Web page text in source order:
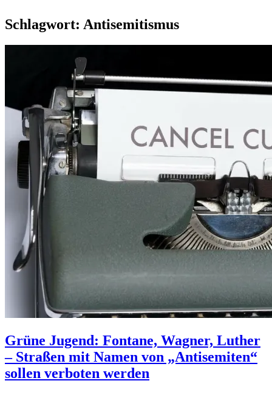
Schlagwort: Antisemitismus
Grüne Jugend: Fontane, Wagner, Luther
– Straßen mit Namen von „Antisemiten“
sollen verboten werden